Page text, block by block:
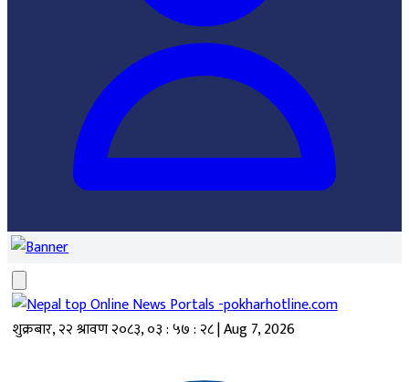
शुक्रबार, २२ श्रावण २०८३,०३ : ५७ : २८|Aug 7, 2026